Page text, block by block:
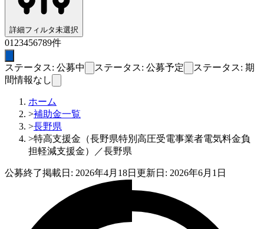
詳細フィルタ未選択
01 23456789件
ステータス: 公募中 ステータス: 公募予定
ステータス: 期
間情報なし
ホーム
>補助金一覧
>長野県
>特高支援金（長野県特別高圧受電事業者電気料金負
担軽減支援金）／長野県
公募終了掲載日: 2026年4月18日 更新日: 2026年6月1日